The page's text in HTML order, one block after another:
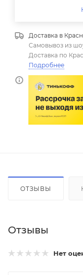
Доставка в
Самовывоз из
Доставка по
Подробнее
ОТЗЫВЫ
Отзывы
Нет